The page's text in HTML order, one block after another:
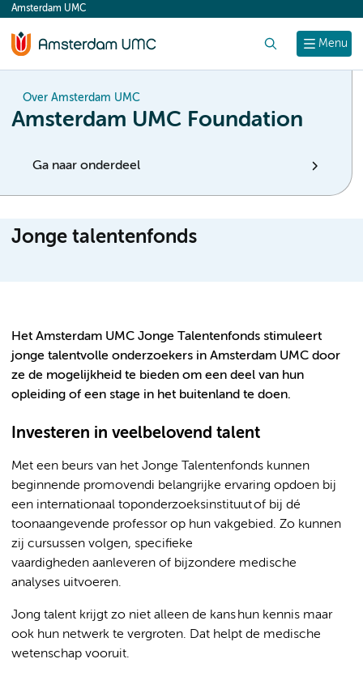
content
Menu
Amsterdam UMC
Over Amsterdam UMC
Amsterdam UMC Foundation
Ga naar onderdeel
Jonge talentenfonds
Het Amsterdam UMC Jonge Talentenfonds stimuleert
jonge talentvolle onderzoekers in Amsterdam UMC door
ze de mogelijkheid te bieden om een deel van hun
opleiding of een stage in het buitenland te doen.
Investeren in veelbelovend talent
Met een beurs van het Jonge Talentenfonds kunnen
beginnende promovendi belangrijke ervaring opdoen bij
een internationaal toponderzoeksinstituut of bij dé
toonaangevende professor op hun vakgebied. Zo kunnen
zij cursussen volgen, specifieke
vaardigheden aanleveren of bijzondere medische
analyses uitvoeren.
Jong talent krijgt zo niet alleen de kans hun kennis maar
ook hun netwerk te vergroten. Dat helpt de medische
wetenschap vooruit.